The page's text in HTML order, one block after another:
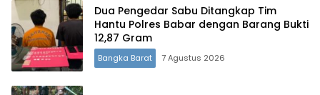
Dua Pengedar Sabu Ditangkap Tim
Hantu Polres Babar dengan Barang Bukti
12,87 Gram
Bangka Barat 7 Agustus 2026